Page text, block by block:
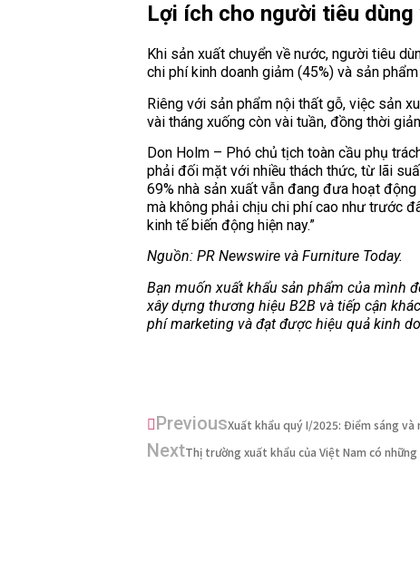
Lợi ích cho người tiêu dùng
Khi sản xuất chuyển về nước, người tiêu
chi phí kinh doanh giảm (45%) và sản
Riêng với sản phẩm nội thất gỗ, việc sản
vài tháng xuống còn vài tuần, đồng thời
Don Holm – Phó chủ tịch toàn cầu phụ
phải đối mặt với nhiều thách thức, từ lãi
69% nhà sản xuất vẫn đang đưa hoạt
mà không phải chịu chi phí cao như trước
kinh tế biến động hiện nay.”
Nguồn: PR Newswire và Furniture Today.
Bạn muốn xuất khẩu sản phẩm của mình
xây dựng thương hiệu B2B và tiếp cận
phí marketing và đạt được hiệu quả kinh
PreviousXuất khẩu quý I/2025: Điểm sáng
NextThị trường xuất khẩu của Việt Nam có